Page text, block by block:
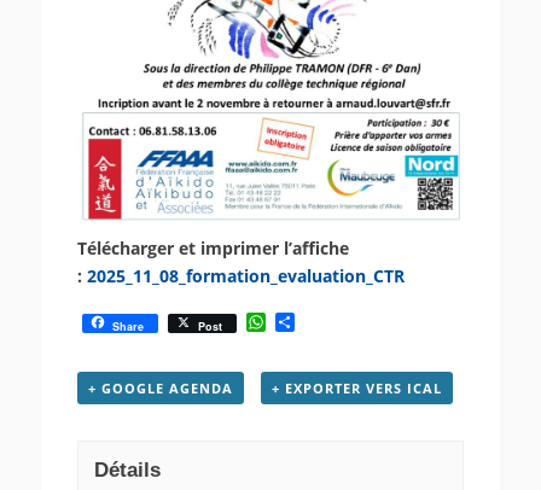
Télécharger et imprimer l’affiche
: 2025_11_08_formation_evaluation_CTR
Share Post W
t
s
t
a
+ GOOGLE AGENDA + EXPORTER VERS ICAL
Détails